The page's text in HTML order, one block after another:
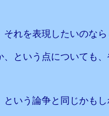
れを表現したいのなら
という点についても
いう論争と同じかもし